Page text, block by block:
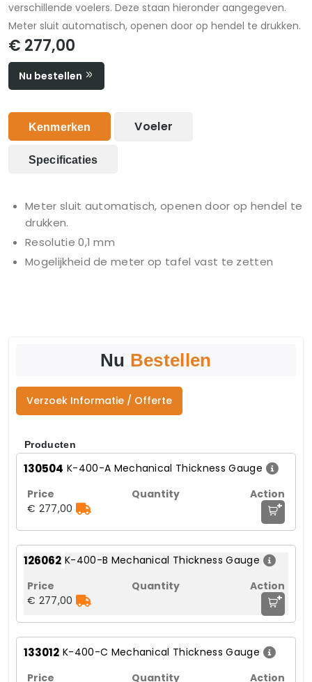
verschillende voelers. Deze staan hieronder aangegeven.
Meter sluit automatisch, openen door op hendel te drukken.
€ 277,00
Nu bestellen
Kenmerken Voeler
Specificaties
Meter sluit automatisch, openen door op hendel te
drukken.
Resolutie 0,1 mm
Mogelijkheid de meter op tafel vast te zetten
Nu Bestellen
Verzoek Informatie / Offerte
Producten
130504 K-400-A Mechanical Thickness Gauge
€ 277,00 +
126062 K-400-B Mechanical Thickness Gauge
€ 277,00 +
133012 K-400-C Mechanical Thickness Gauge